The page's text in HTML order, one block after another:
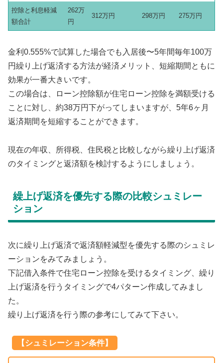
控除と利息軽減
額合計
262万
円
312万円 298万円 275万円
金利0.555%で試算した場合でも入居後〜5年間毎年100万
円繰り上げ返済する方法が経済メリット、短縮期間ともに
効果が一番大きいです。
この場合は、ローン控除額が住宅ローン控除を満額受ける
ことに対し、約38万円下がってしまいますが、5年6ヶ月
返済期間を短縮することができます。
現在の年収、所得税、住民税と比較しながら繰り上げ返済
のタイミングと返済額を検討するようにしましょう。
繰上げ返済を優先する際の比較シュミレー
ション
次に繰り上げ返済で返済額軽減型を優先する際のシュミレ
ーションをみてみましょう。
下記借入条件で住宅ローン控除を受けるタイミング、繰り
上げ返済を行うタイミングで4パターン作成してみまし
た。
繰り上げ返済を行う際の参考にしてみて下さい。
【シュミレーション条件】